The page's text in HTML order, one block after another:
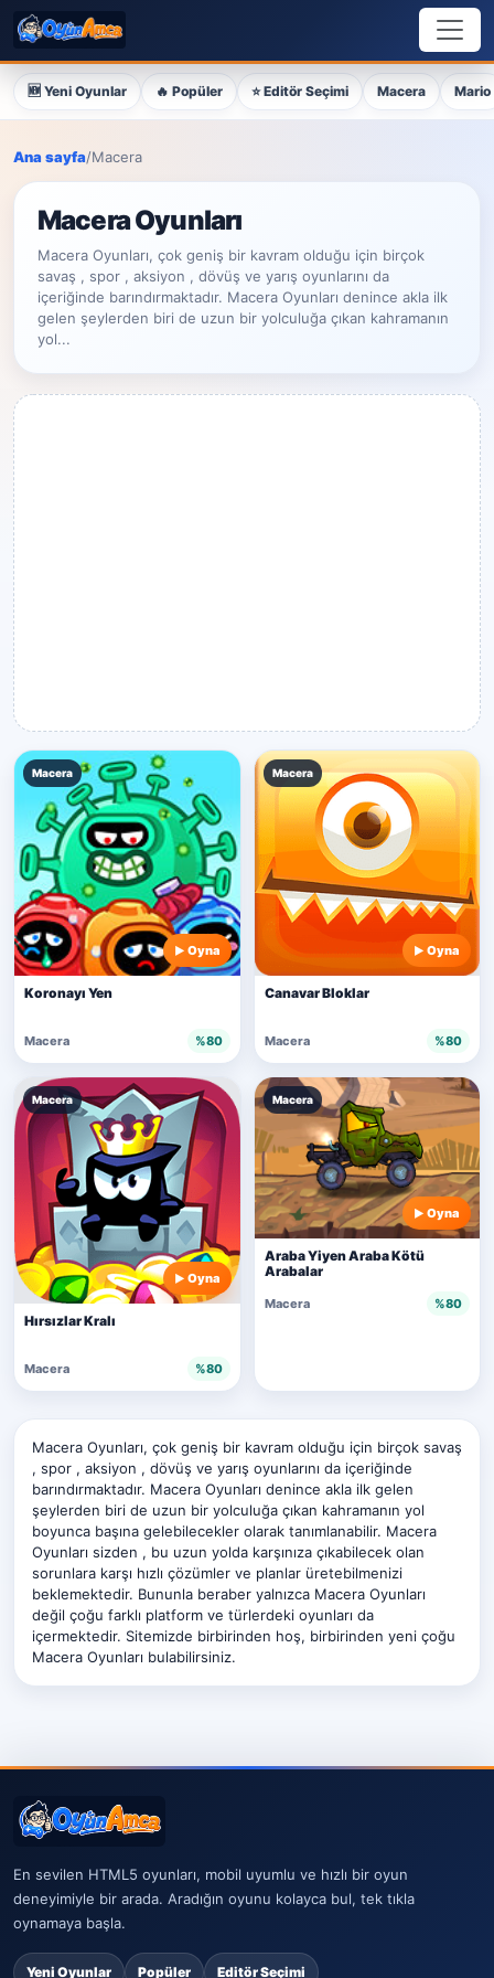
🆕 Yeni Oyunlar 🔥 Popüler ⭐ Editör Seçimi Macera Mario
Ana sayfa/Macera
Macera Oyunları
Macera Oyunları, çok geniş bir kavram olduğu için birçok
savaş , spor , aksiyon , dövüş ve yarış oyunlarını da
içeriğinde barındırmaktadır. Macera Oyunları denince akla ilk
gelen şeylerden biri de uzun bir yolculuğa çıkan kahramanın
yol...
Macera
Oyna
Koronayı Yen
Macera %80
Macera
Oyna
Canavar Bloklar
Macera %80
Macera
Oyna
Hırsızlar Kralı
Macera %80
Macera
Oyna
Araba Yiyen Araba Kötü
Arabalar
Macera %80
Macera Oyunları, çok geniş bir kavram olduğu için birçok savaş
, spor , aksiyon , dövüş ve yarış oyunlarını da içeriğinde
barındırmaktadır. Macera Oyunları denince akla ilk gelen
şeylerden biri de uzun bir yolculuğa çıkan kahramanın yol
boyunca başına gelebilecekler olarak tanımlanabilir. Macera
Oyunları sizden , bu uzun yolda karşınıza çıkabilecek olan
sorunlara karşı hızlı çözümler ve planlar üretebilmenizi
beklemektedir. Bununla beraber yalnızca Macera Oyunları
değil çoğu farklı platform ve türlerdeki oyunları da
içermektedir. Sitemizde birbirinden hoş, birbirinden yeni çoğu
Macera Oyunları bulabilirsiniz.
En sevilen HTML5 oyunları, mobil uyumlu ve hızlı bir oyun
deneyimiyle bir arada. Aradığın oyunu kolayca bul, tek tıkla
oynamaya başla.
Yeni Oyunlar Popüler Editör Seçimi